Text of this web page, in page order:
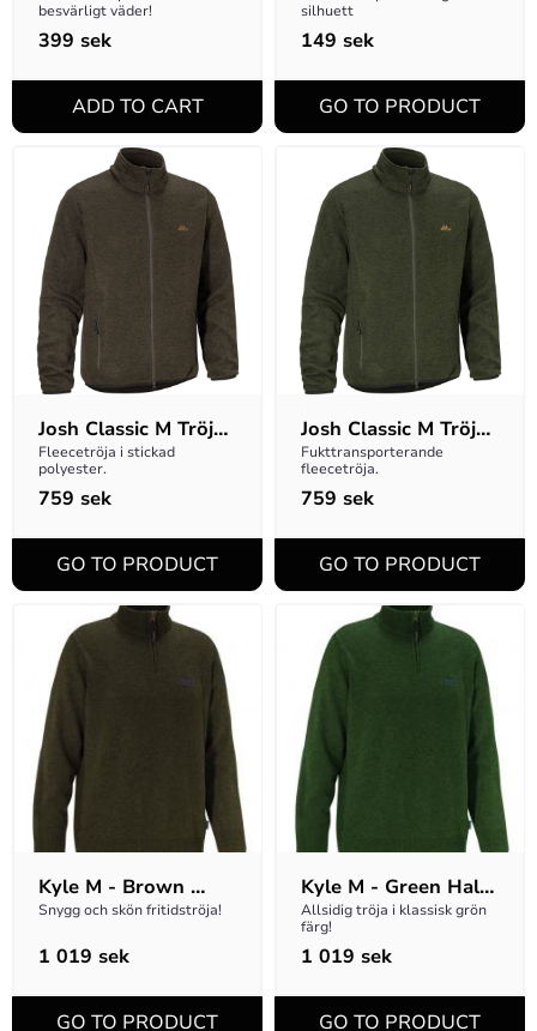
besvärligt väder!
399 sek
silhuett
149 sek
Josh Classic M Tröja
Full-zip - Brun
Fleecetröja i stickad
polyester.
759 sek
Josh Classic M Tröja
Full-zip - Grön
Fukttransporterande
fleecetröja.
759 sek
Kyle M - Brown
Half-Zip
Snygg och skön fritidströja!
1 019 sek
Kyle M - Green Half-
Zip
Allsidig tröja i klassisk grön
färg!
1 019 sek